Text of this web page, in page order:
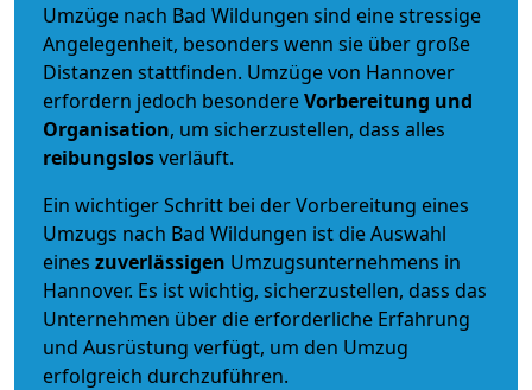
Umzüge nach Bad Wildungen sind eine stressige
Angelegenheit, besonders wenn sie über große
Distanzen stattfinden. Umzüge von Hannover
erfordern jedoch besondereVorbereitung und
Organisation, um sicherzustellen, dass alles
reibungslosverläuft.
Ein wichtiger Schritt bei der Vorbereitung eines
Umzugs nach Bad Wildungen ist die Auswahl
eines zuverlässigen Umzugsunternehmens in
Hannover. Es ist wichtig, sicherzustellen, dass das
Unternehmen über die erforderliche Erfahrung
und Ausrüstung verfügt, um den Umzug
erfolgreich durchzuführen.